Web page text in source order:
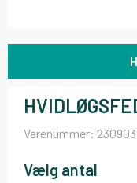
Varenummer: 230903
Vælg antal